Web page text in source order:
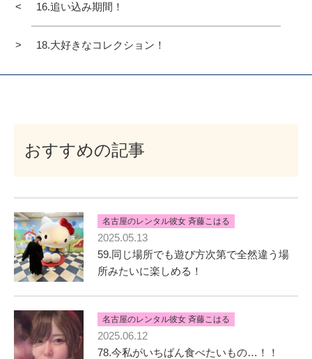
16.追い込み期間！
18.大好きなコレクション！
おすすめの記事
名古屋のレンタル彼女 斉藤こはる
2025.05.13
59.同じ場所でも遊び方次第で全然違う場
所みたいに楽しめる！
名古屋のレンタル彼女 斉藤こはる
2025.06.12
78.今私がいちばん食べたいもの…！！